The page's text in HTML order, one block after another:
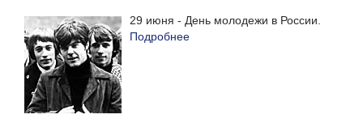
29 июня - День молодежи в России.
Подробнее